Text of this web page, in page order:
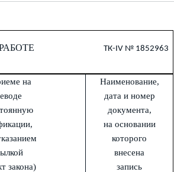
ТК-IV № 1852963
на
закона)
Наименование,
дата и номер
документа,
на основании
которого
внесена
запись